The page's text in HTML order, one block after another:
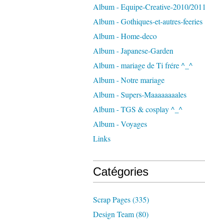
Album - Equipe-Creative-2010/2011
Album - Gothiques-et-autres-feeries
Album - Home-deco
Album - Japanese-Garden
Album - mariage de Ti frére ^_^
Album - Notre mariage
Album - Supers-Maaaaaaaales
Album - TGS & cosplay ^_^
Album - Voyages
Links
Catégories
Scrap Pages(335)
Design Team(80)